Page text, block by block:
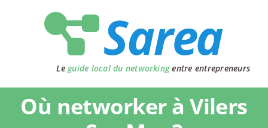
Le guide local du networkingentre entrepreneurs
Où networker à Vilers